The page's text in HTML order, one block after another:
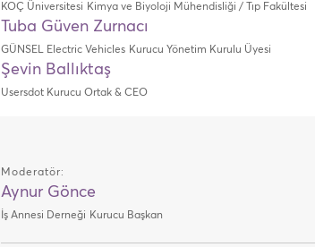
KOÇ Üniversitesi Kimya ve Biyoloji Mühendisliği / Tıp Fakültesi
Tuba Güven Zurnacı
GÜNSEL Electric Vehicles Kurucu Yönetim Kurulu Üyesi
Şevin Ballıktaş
Usersdot Kurucu Ortak & CEO
Moderatör:
Aynur Gönce
İş Annesi Derneği Kurucu Başkan